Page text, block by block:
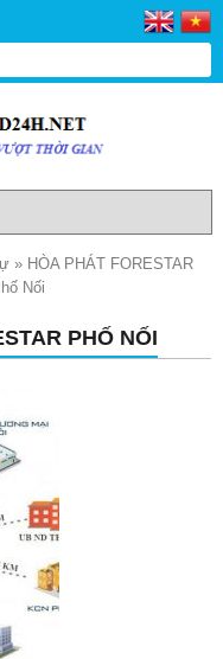
» HÒA PHÁT FORESTAR
Nối
PHỐ NỐI